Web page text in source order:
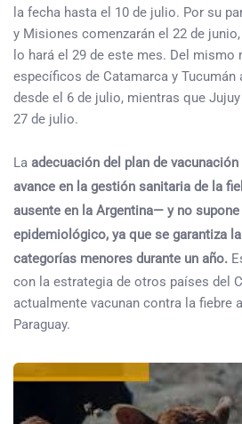
la fecha hasta el 10 de julio. Por su
y Misiones comenzarán el 22 de
lo hará el 29 de este mes. Del mismo
específicos de Catamarca y
desde el 6 de julio, mientras que
27 de julio.
La adecuación del plan de
avance en la gestión sanitaria de la
ausente en la Argentina— y no
epidemiológico, ya que se garantiza
categorías menores durante un año.
con la estrategia de otros países del
actualmente vacunan contra la fiebre
Paraguay.